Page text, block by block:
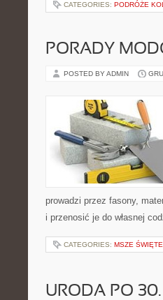
CATEGORIES: PODRÓŻE
PORADY
POSTED BY ADMIN
prowadzi przez fasony,
i przenosić je do własnej
CATEGORIES: MSZE ŚWIĘTE
URODA PO